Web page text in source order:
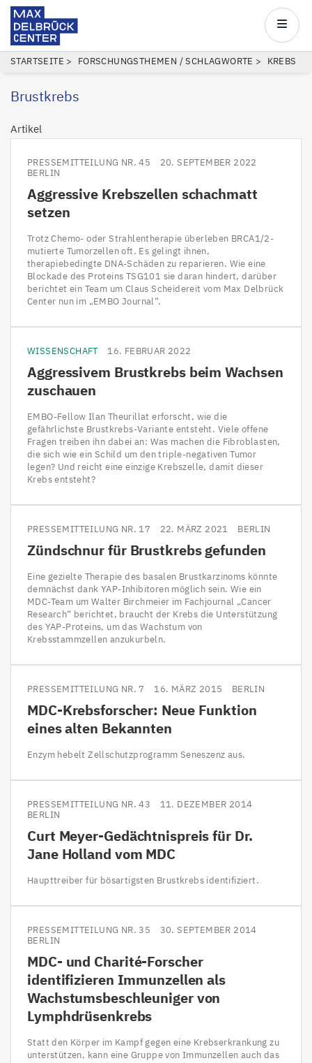
Direkt
Inhalt
Center
Main
PFADNAVIGATION
STARTSEITE FORSCHUNGSTHEMEN / SCHLAGWORTE KREBS
Brustkrebs
Artikel
PRESSEMITTEILUNG NR. 45
20. SEPTEMBER 2022
BERLIN
Aggressive Krebszellen schachmatt
setzen
Trotz Chemo- oder Strahlentherapie überleben BRCA1/2-
mutierte Tumorzellen oft. Es gelingt ihnen,
therapiebedingte DNA-Schäden zu reparieren. Wie eine
Blockade des Proteins TSG101 sie daran hindert, darüber
berichtet ein Team um Claus Scheidereit vom Max Delbrück
Center nun im „EMBO Journal“.
WISSENSCHAFT 16. FEBRUAR 2022
Aggressivem Brustkrebs beim Wachsen
zuschauen
EMBO-Fellow Ilan Theurillat erforscht, wie die
gefährlichste Brustkrebs-Variante entsteht. Viele offene
Fragen treiben ihn dabei an: Was machen die Fibroblasten,
die sich wie ein Schild um den triple-negativen Tumor
legen? Und reicht eine einzige Krebszelle, damit dieser
Krebs entsteht?
PRESSEMITTEILUNG NR. 17 22. MÄRZ 2021 BERLIN
Zündschnur für Brustkrebs gefunden
Eine gezielte Therapie des basalen Brustkarzinoms könnte
demnächst dank YAP-Inhibitoren möglich sein. Wie ein
MDC-Team um Walter Birchmeier im Fachjournal „Cancer
Research“ berichtet, braucht der Krebs die Unterstützung
des YAP-Proteins, um das Wachstum von
Krebsstammzellen anzukurbeln.
PRESSEMITTEILUNG NR. 7 16. MÄRZ 2015 BERLIN
MDC-Krebsforscher: Neue Funktion
eines alten Bekannten
Enzym hebelt Zellschutzprogramm Seneszenz aus.
PRESSEMITTEILUNG NR. 43
11. DEZEMBER 2014
BERLIN
Curt Meyer-Gedächtnispreis für Dr.
Jane Holland vom MDC
Haupttreiber für bösartigsten Brustkrebs identifiziert.
PRESSEMITTEILUNG NR. 35
30. SEPTEMBER 2014
BERLIN
MDC- und Charité-Forscher
identifizieren Immunzellen als
Wachstumsbeschleuniger von
Lymphdrüsenkrebs
Statt den Körper im Kampf gegen eine Krebserkrankung zu
unterstützen, kann eine Gruppe von Immunzellen auch das